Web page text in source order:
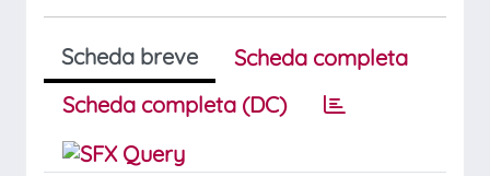
Scheda breve
Scheda completa
Scheda completa (DC)